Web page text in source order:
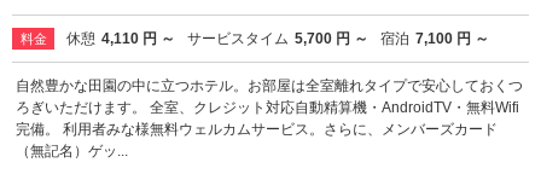
料金 休憩 4,110 円 ～ サービスタイム 5,700 円 ～ 宿泊 7,100 円 ～
自然豊かな田園の中に立つホテル。お部屋は全室離れタイプで安心しておくつ
ろぎいただけます。 全室、クレジット対応自動精算機・AndroidTV・無料Wifi
完備。 利用者みな様無料ウェルカムサービス。さらに、メンバーズカード
（無記名）ゲッ...